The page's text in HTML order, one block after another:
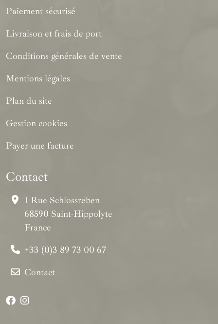
Paiement sécurisé
Livraison et frais de port
Conditions générales de vente
Mentions légales
Plan du site
Gestion cookies
Payer une facture
Contact
1 Rue Schlossreben
68590 Saint-Hippolyte
France
+33 (0)3 89 73 00 67
Contact